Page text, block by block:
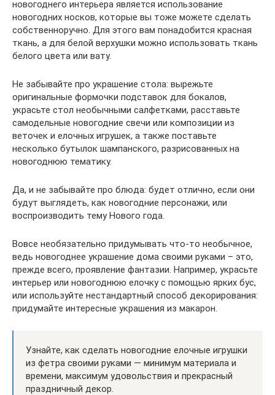
новогоднего интерьера является использование
новогодних носков, которые вы тоже можете сделать
собственноручно. Для этого вам понадобится красная
ткань, а для белой верхушки можно использовать ткань
белого цвета или вату.
Не забывайте про украшение стола: вырежьте
оригинальные формочки подставок для бокалов,
украсьте стол необычными салфетками, расставьте
самодельные новогодние свечи или композиции из
веточек и елочных игрушек, а также поставьте
несколько бутылок шампанского, разрисованных на
новогоднюю тематику.
Да, и не забывайте про блюда: будет отлично, если они
будут выглядеть, как новогодние персонажи, или
воспроизводить тему Нового года.
Вовсе необязательно придумывать что-то необычное,
ведь новогоднее украшение дома своими руками – это,
прежде всего, проявление фантазии. Например, украсьте
интерьер или новогоднюю елочку с помощью ярких бус,
или используйте нестандартный способ декорирования:
придумайте интересные украшения из макарон.
Узнайте, как сделать новогодние елочные игрушки
из фетра своими руками — минимум материала и
времени, максимум удовольствия и прекрасный
праздничный декор.